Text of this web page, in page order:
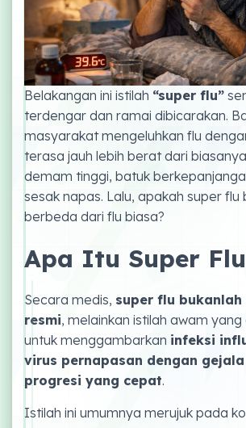
Belakangan ini istilah “super flu”
terdengar dan ramai dibicarakan.
masyarakat mengeluhkan flu
terasa jauh lebih berat dari
demam tinggi, batuk
sesak napas. Lalu, apakah super
berbeda dari flu biasa?
Apa Itu Super
Secara medis, super flu
resmi, melainkan istilah awam yang
untuk menggambarkan infeksi
virus pernapasan dengan
progresi yang cepat.
Istilah ini umumnya merujuk pada